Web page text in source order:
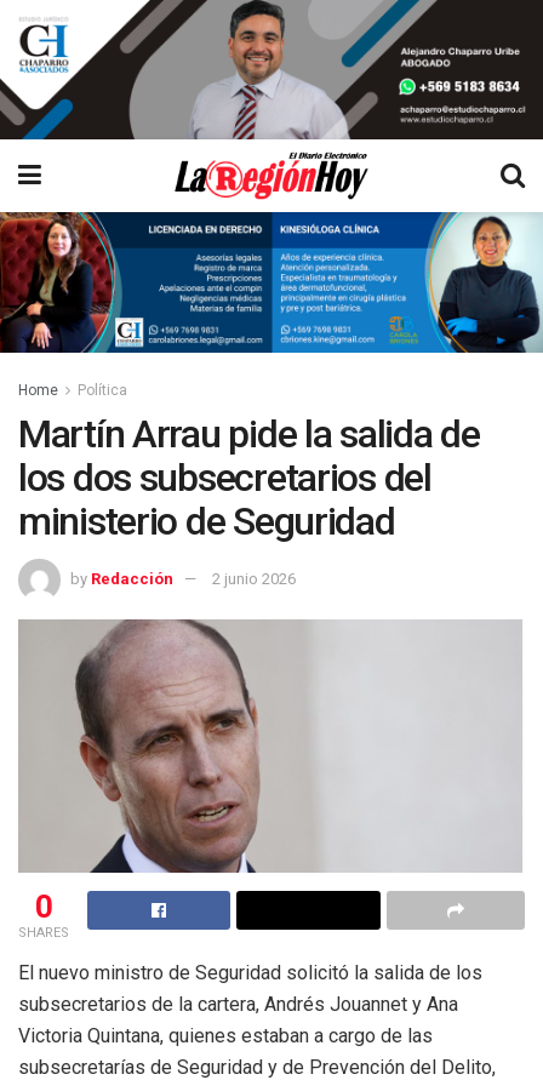
Home Política
Martín Arrau pide la salida de
los dos subsecretarios del
ministerio de Seguridad
by Redacción 2 junio 2026
0
SHARES
El nuevo ministro de Seguridad solicitó la salida de los
subsecretarios de la cartera, Andrés Jouannet y Ana
Victoria Quintana, quienes estaban a cargo de las
subsecretarías de Seguridad y de Prevención del Delito,